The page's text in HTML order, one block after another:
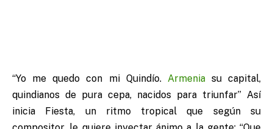
“Yo me quedo con mi Quindío. Armeniasu capital,
quindianos de pura cepa, nacidos para triunfar” Así
inicia Fiesta, un ritmo tropical que según su